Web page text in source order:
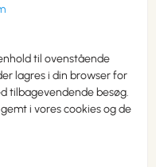
til ovenstående
lagres i din browser for
tilbagevendende besøg.
i vores cookies og de